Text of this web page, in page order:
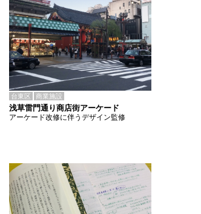
台東区 商業施設
浅草雷門通り商店街アーケード
アーケード改修に伴うデザイン監修